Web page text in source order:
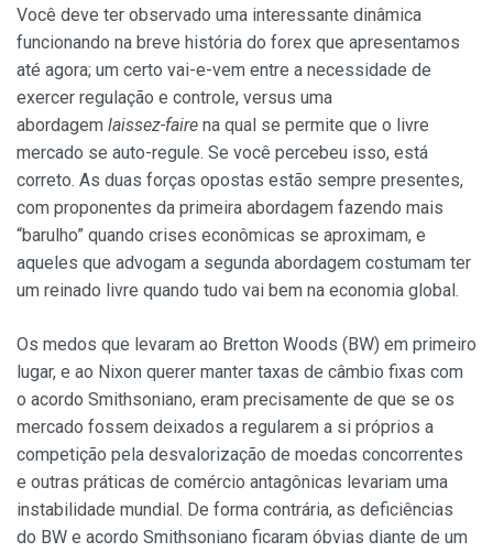
Você deve ter observado uma interessante dinâmica
funcionando na breve história do forex que apresentamos
até agora; um certo vai-e-vem entre a necessidade de
exercer regulação e controle, versus uma
abordagem laissez-faire na qual se permite que o livre
mercado se auto-regule. Se você percebeu isso, está
correto. As duas forças opostas estão sempre presentes,
com proponentes da primeira abordagem fazendo mais
“barulho” quando crises econômicas se aproximam, e
aqueles que advogam a segunda abordagem costumam ter
um reinado livre quando tudo vai bem na economia global.
Os medos que levaram ao Bretton Woods (BW) em primeiro
lugar, e ao Nixon querer manter taxas de câmbio fixas com
o acordo Smithsoniano, eram precisamente de que se os
mercado fossem deixados a regularem a si próprios a
competição pela desvalorização de moedas concorrentes
e outras práticas de comércio antagônicas levariam uma
instabilidade mundial. De forma contrária, as deficiências
do BW e acordo Smithsoniano ficaram óbvias diante de um